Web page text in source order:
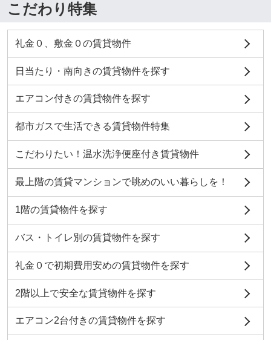
こだわり特集
礼金０、敷金０の賃貸物件
日当たり・南向きの賃貸物件を探す
エアコン付きの賃貸物件を探す
都市ガスで生活できる賃貸物件特集
こだわりたい！温水洗浄便座付き賃貸物件
最上階の賃貸マンションで眺めのいい暮らしを！
1階の賃貸物件を探す
バス・トイレ別の賃貸物件を探す
礼金０で初期費用安めの賃貸物件を探す
2階以上で安全な賃貸物件を探す
エアコン2台付きの賃貸物件を探す